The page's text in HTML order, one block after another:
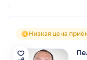
Низкая цена